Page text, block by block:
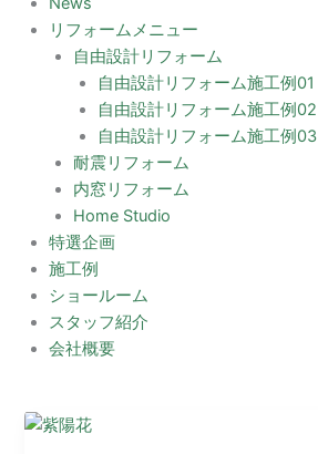
リフォームメニュー
自由設計リフォーム
自由設計リフォーム施工例01
自由設計リフォーム施工例02
自由設計リフォーム施工例03
耐震リフォーム
内窓リフォーム
Home Studio
特選企画
施工例
ショールーム
スタッフ紹介
会社概要